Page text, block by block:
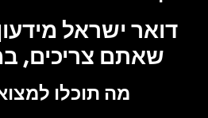
דואר ישראל
שאתם צריכים,
מה תוכלו